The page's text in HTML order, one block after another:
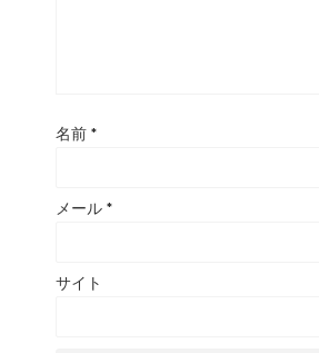
名前 *
メール *
サイト